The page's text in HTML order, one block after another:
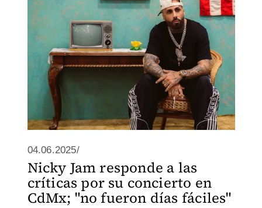
04.06.2025/
Nicky Jam responde a las
críticas por su concierto en
CdMx; "no fueron días fáciles"